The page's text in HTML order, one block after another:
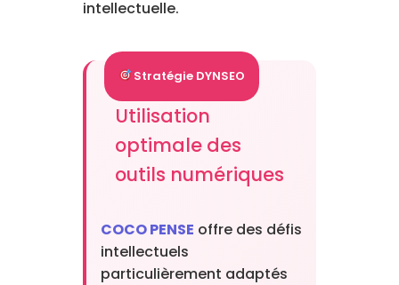
intellectuelle.
Stratégie DYNSEO
Utilisation
optimale des
outils numériques
COCO PENSE offre des défis
intellectuels
particulièrement adaptés